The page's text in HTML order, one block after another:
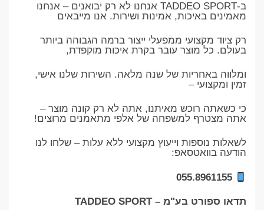
ב-TADDEO SPORT אנחנו לא רק יבואנים – אנחנו
מאמינים באיכות, אמינות ושירות. אנו מייבאים
רק ציוד מקצועי ממפעלי ייצור ברמה הגבוהה ביותר
בעולם. כל מוצר עובר בקרת איכות מוקפדת,
ומלווה באחריות של שנה מלאה. השירות שלנו אישי,
זמין ומקצועי –
כי כשאתה רוכש מאיתנו, אתה לא רק קונה מוצר –
אתה מצטרף למשפחה של אלפי מתאמנים מרוצים!
לשאלות נוספות וייעוץ מקצועי ללא עלות – שלחו לנו
הודעה בוואטסאפ:
055.8961155
תדאו ספורט בע"מ – TADDEO SPORT